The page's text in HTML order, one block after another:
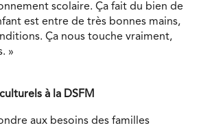
scolaire. Ça fait du bien de
est entre de très bonnes mains,
Ça nous touche vraiment,
»
à la DSFM
aux besoins des familles